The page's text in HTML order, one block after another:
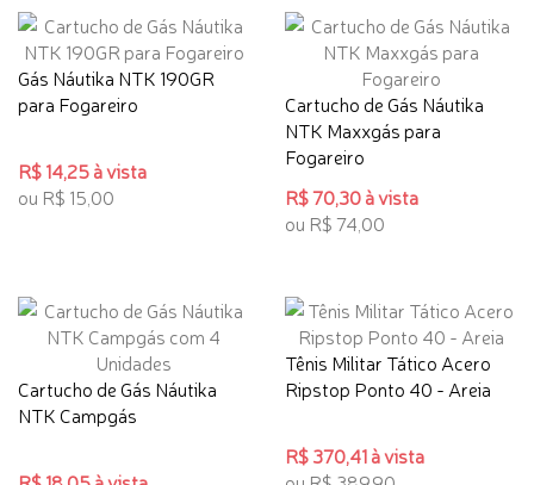
Gás Náutika NTK 190GR
para Fogareiro
R$ 14,25 à vista
ou R$ 15,00
Cartucho de Gás Náutika
NTK Maxxgás para
Fogareiro
R$ 70,30 à vista
ou R$ 74,00
Cartucho de Gás Náutika
NTK Campgás
Tênis Militar Tático Acero
Ripstop Ponto 40 - Areia
R$ 370,41 à vista